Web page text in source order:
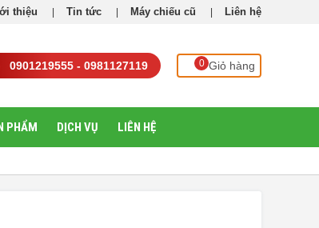
thiệu Tin tức Máy chiếu cũ Liên hệ
0901219555 - 0981127119 0 Giỏ hàng
PHẨM DỊCH VỤ LIÊN HỆ